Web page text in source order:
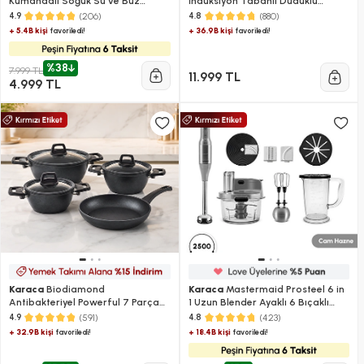
Hazneli Kule Tipi Vantilatör 60W
4.9 (206)
+ 5.4B kişi favoriledi!
7.999 TL %38
4.999 TL
Tencere Seti 4+6 Lt
4.8 (880)
+ 36.9B kişifavoriledi!
11.999 TL
Karaca Biodiamond
Antibakteriyel Powerful 7 Parça
Tencere ve Tava Seti
4.9 (591)
+ 32.9B kişi favoriledi!
KaracaMastermaid Prosteel 6 in
1 Uzun Blender Ayaklı 6 Bıçaklı
Cam Mutfak Robotu 2500W
Galaxy Grey
4.8 (423)
+ 18.4B kişifavoriledi!